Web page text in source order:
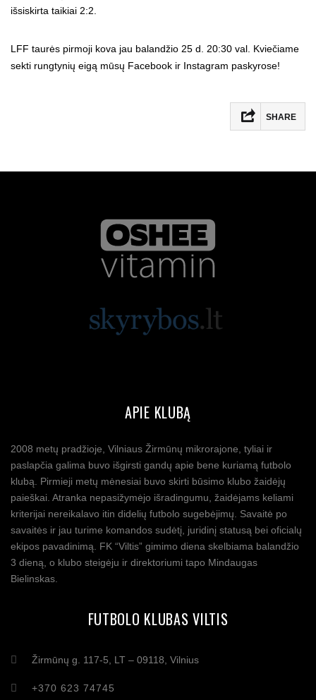
išsiskirta taikiai 2:2.
LFF taurės pirmoji kova jau balandžio 25 d. 20:30 val. Kviečiame
sekti rungtynių eigą mūsų Facebook ir Instagram paskyrose!
SHARE
APIE KLUBĄ
2008 metų pradžioje, Vilniaus Žirmūnų mikrorajone, tyliai ir
paslapčia galima buvo išgirsti gandų apie bene kuriamą futbolo
klubą. Pirmieji metų mėnesiai buvo skirti būsimo klubo žaidėjų
paieškai. Atranka nepasižymėjo išradingumu, žaidėjams keliami
kriterijai nereikalavo itin didelių futbolo sugebėjimų. Savaitė po
savaitės ir jau turime komandos sudėtį, juridinį statusą bei oficialų
ekipos pavadinimą. FK “Viltis” gimimo diena skelbiama balandžio
3 dieną, o klubo steigėju ir direktoriumi tapo Mindaugas
Bielinskas.
FUTBOLO KLUBAS VILTIS
Žirmūnų g. 117-5, LT – 09118, Vilnius
+370 623 74745